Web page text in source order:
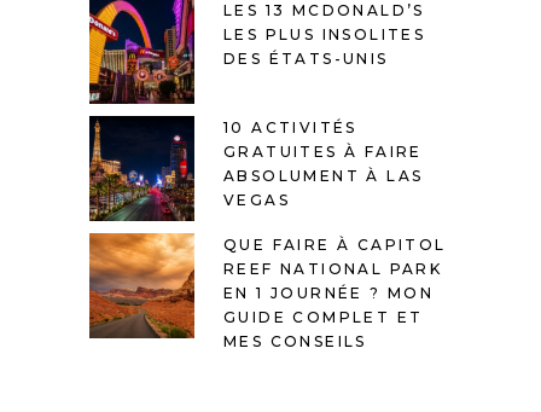
LES 13 MCDONALD’S
LES PLUS INSOLITES
DES ÉTATS-UNIS
10 ACTIVITÉS
GRATUITES À FAIRE
ABSOLUMENT À LAS
VEGAS
QUE FAIRE À CAPITOL
REEF NATIONAL PARK
EN 1 JOURNÉE ? MON
GUIDE COMPLET ET
MES CONSEILS